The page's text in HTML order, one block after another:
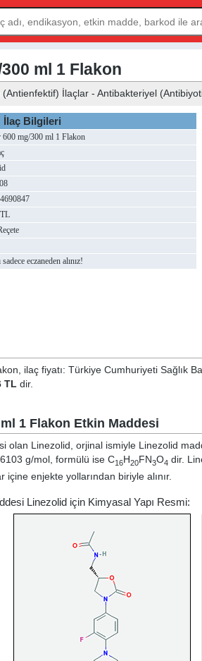
ml 1 Flakon
(Antienfektif) İlaçlar - Antibakteriyel
İlaç Bilgileri
600 mg/300 ml 1 Flakon
sadece eczaneden alınız!
ilaç fiyatı: Türkiye Cumhuriyeti Sağlık
TL dir.
1 Flakon Etkin Maddesi
olan Linezolid, orjinal ismiyle Linezolid
g/mol, formülü ise C16H20FN3O4 dir.
enjekte yollarından biriyle alınır.
Linezolid için Kimyasal Yapı Resmi: